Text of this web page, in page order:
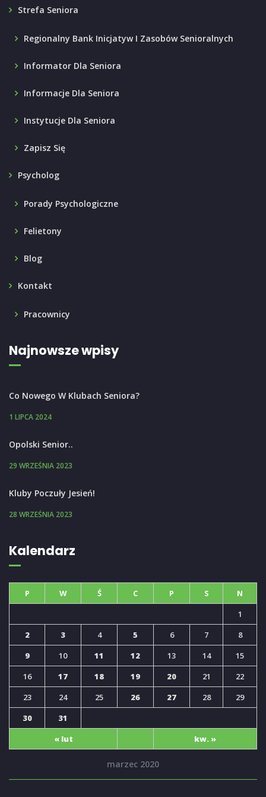
Strefa Seniora
Regionalny Bank Inicjatyw I Zasobów Senioralnych
Informator Dla Seniora
Informacje Dla Seniora
Instytucje Dla Seniora
Zapisz Się
Psycholog
Porady Psychologiczne
Felietony
Blog
Kontakt
Pracownicy
Najnowsze wpisy
Co Nowego W Klubach Seniora?
1 LIPCA 2024
Opolski Senior..
29 WRZEŚNIA 2023
Kluby Poczuły Jesień!
28 WRZEŚNIA 2023
Kalendarz
marzec 2020
P W Ś C P S N
« lut kw. »
1
2
3 4 5 6 7
8
9
10 11 12 13 14
15
16
17 18 19 20 21
22
23
24 25 26 27 28
29
30
31